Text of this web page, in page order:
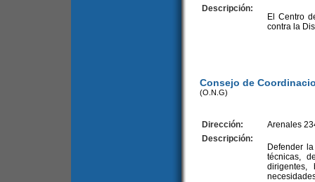
Descripción:
El Centro
contra la
Consejo de
(O.N.G)
Dirección:
Arenales
Descripción:
Defender
técnicas,
dirigentes,